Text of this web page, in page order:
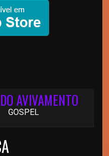
AVIVAMENTO
GOSPEL